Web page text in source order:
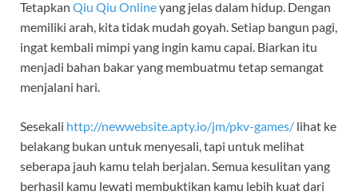
Tetapkan Qiu Qiu Onlineyang jelas dalam hidup. Dengan
memiliki arah, kita tidak mudah goyah. Setiap bangun pagi,
ingat kembali mimpi yang ingin kamu capai. Biarkan itu
menjadi bahan bakar yang membuatmu tetap semangat
menjalani hari.
Sesekali http://newwebsite.apty.io/jm/pkv-games/ lihat ke
belakang bukan untuk menyesali, tapi untuk melihat
seberapa jauh kamu telah berjalan. Semua kesulitan yang
berhasil kamu lewati membuktikan kamu lebih kuat dari